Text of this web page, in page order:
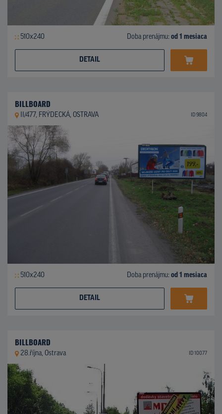
510x240 Doba prenájmu: od 1 mesiaca
DETAIL
BILLBOARD
II/477, FRÝDECKÁ, OSTRAVA ID 9804
510x240 Doba prenájmu: od 1 mesiaca
DETAIL
BILLBOARD
28.října, Ostrava ID 10077